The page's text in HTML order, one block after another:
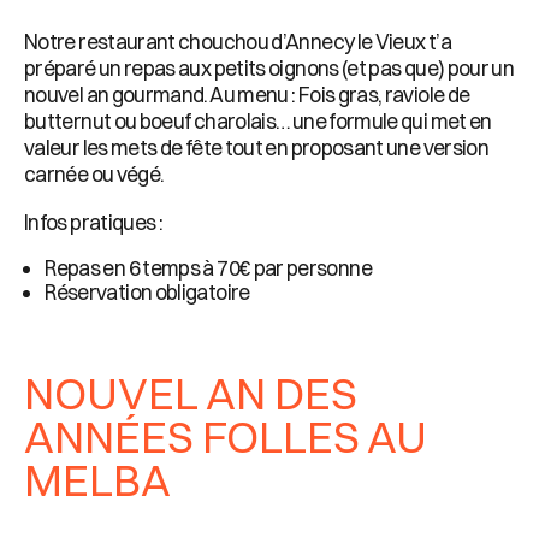
Notre restaurant chouchou d’Annecy le Vieux t’a
préparé un repas aux petits oignons (et pas que) pour un
nouvel an gourmand. Au menu : Fois gras, raviole de
butternut ou boeuf charolais… une formule qui met en
valeur les mets de fête tout en proposant une version
carnée ou végé.
Infos pratiques :
Repas en 6 temps à 70€ par personne
Réservation obligatoire
NOUVEL AN DES
ANNÉES FOLLES AU
MELBA